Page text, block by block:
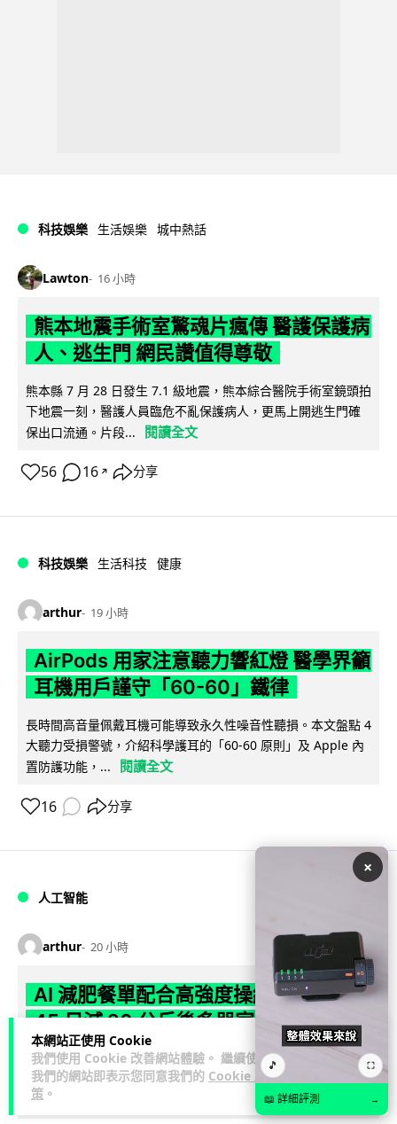
本網站正使用 Cookie
我們使用 Cookie 改善網站體驗。 繼續使用
我們的網站即表示您同意我們的 Cookie 政
策 。
科技娛樂 生活娛樂 城中熱話
Lawton 16 小時
熊本地震手術室驚魂片瘋傳 醫護保護病
人、逃生門 網民讚值得尊敬
熊本縣 7 月 28 日發生 7.1 級地震，熊本綜合醫院手術室鏡頭拍
下地震一刻，醫護人員臨危不亂保護病人，更馬上開逃生門確
保出口流通。片段...
閱讀全文
56 16 ↗ 分享
科技娛樂 生活科技 健康
arthur 19 小時
AirPods 用家注意聽力響紅燈 醫學界籲
耳機用戶謹守「60-60」鐵律
長時間高音量佩戴耳機可能導致永久性噪音性聽損。本文盤點 4
大聽力受損警號，介紹科學護耳的「60-60 原則」及 Apple 內
置防護功能，...
閱讀全文
16 分享
人工智能
arthur 20 小時
AI 減肥餐單配合高強度操練 成都男
45 日減 20 公斤後多器官衰竭
成都一名男子跟隨 AI 制訂高強度減脂計劃，45 日內減去約 20
公斤後昏迷送院。醫生診斷他患上尿源性膿毒症、膿毒性休克
及多器官功能障礙。...
×
🎵 ⛶
📖 詳細評測 →